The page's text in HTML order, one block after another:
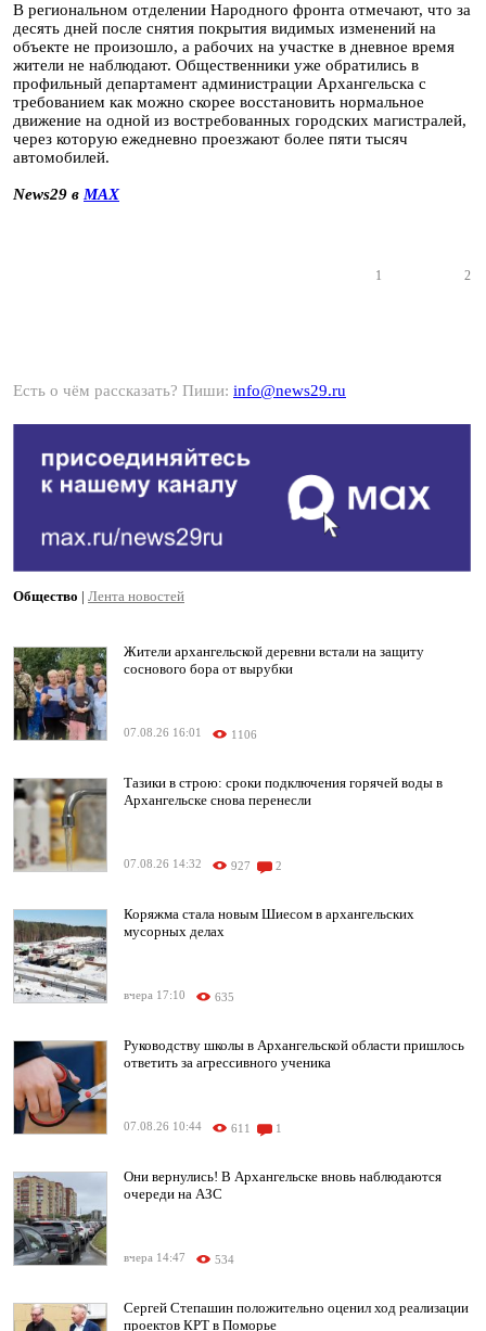
В региональном отделении Народного фронта отмечают, что за
десять дней после снятия покрытия видимых изменений на
объекте не произошло, а рабочих на участке в дневное время
жители не наблюдают. Общественники уже обратились в
профильный департамент администрации Архангельска с
требованием как можно скорее восстановить нормальное
движение на одной из востребованных городских магистралей,
через которую ежедневно проезжают более пяти тысяч
автомобилей.
News29 в MAX
1 2
Есть о чём рассказать? Пиши: info@news29.ru
Общество | Лента новостей
Жители архангельской деревни встали на защиту
соснового бора от вырубки
07.08.26 16:01 1106
Тазики в строю: сроки подключения горячей воды в
Архангельске снова перенесли
07.08.26 14:32 927 2
Коряжма стала новым Шиесом в архангельских
мусорных делах
вчера 17:10 635
Руководству школы в Архангельской области пришлось
ответить за агрессивного ученика
07.08.26 10:44 611 1
Они вернулись! В Архангельске вновь наблюдаются
очереди на АЗС
вчера 14:47 534
Сергей Степашин положительно оценил ход реализации
проектов КРТ в Поморье